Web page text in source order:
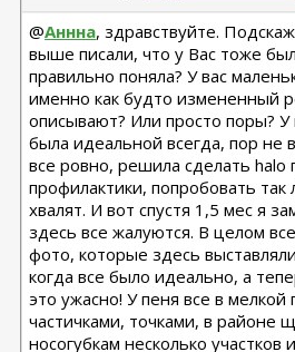
@Аннна, здравствуйте.
выше писали, что у Вас тоже
правильно поняла? У вас
именно как будто измененный
описывают? Или просто поры? У
была идеальной всегда, пор не
все ровно, решила сделать halo
профилактики, попробовать так
хвалят. И вот спустя 1,5 мес я
здесь все жалуются. В целом
фото, которые здесь
когда все было идеально, а
это ужасно! У пеня все в мелкой
частичками, точками, в районе
носогубкам несколько участков